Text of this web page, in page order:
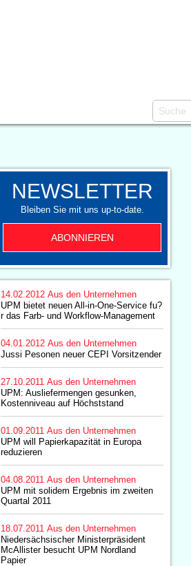
NEWSLETTER
Bleiben Sie mit uns up-to-date.
ABONNIEREN
14.02.2012 Aus den Unternehmen
UPM bietet neuen All-in-One-Service fu?
r das Farb- und Workflow-Management
04.01.2012 Aus den Unternehmen
Jussi Pesonen neuer CEPI Vorsitzender
27.10.2011 Aus den Unternehmen
UPM: Ausliefermengen gesunken,
Kostenniveau auf Höchststand
01.09.2011 Aus den Unternehmen
UPM will Papierkapazität in Europa
reduzieren
04.08.2011 Aus den Unternehmen
UPM mit solidem Ergebnis im zweiten
Quartal 2011
18.07.2011 Aus den Unternehmen
Niedersächsischer Ministerpräsident
McAllister besucht UPM Nordland
Papier